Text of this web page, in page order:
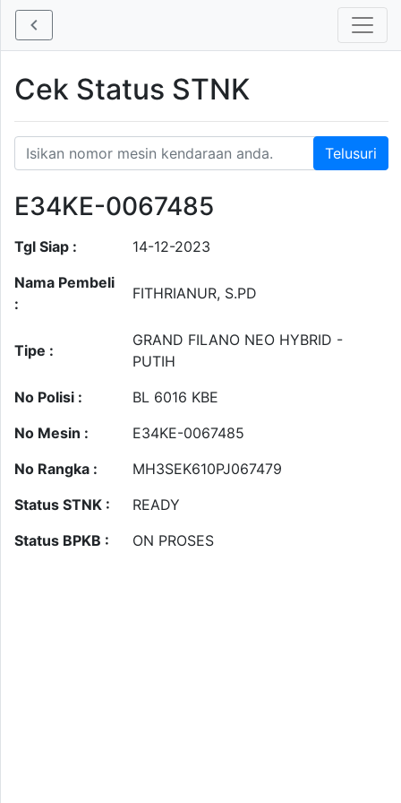
Cek Status STNK
E34KE-0067485
Tgl Siap :
14-12-2023
Nama Pembeli
:
FITHRIANUR, S.PD
Tipe :
GRAND FILANO NEO HYBRID -
PUTIH
No Polisi :
BL 6016 KBE
No Mesin :
E34KE-0067485
No Rangka :
MH3SEK610PJ067479
Status STNK :
READY
Status BPKB :
ON PROSES